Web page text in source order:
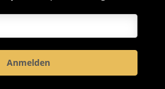
Anmelden